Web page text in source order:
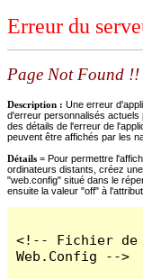
Erreur du
Page Not Found !!
Description : Une erreur
d'erreur personnalisés actuels
des détails de l'erreur de
peuvent être affichés par les
Détails = Pour permettre
ordinateurs distants, créez
"web.config" situé dans le
ensuite la valeur "off" à
<!-- Fichier de
Web.Config -->